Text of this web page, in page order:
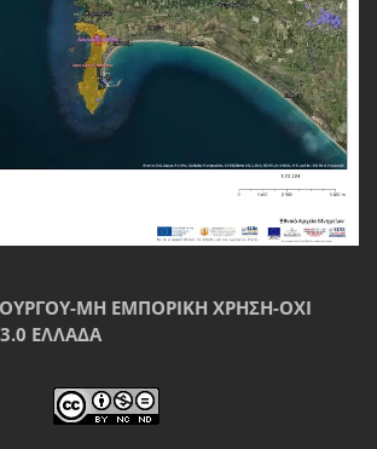
ΜΗ ΕΜΠΟΡΙΚΉ ΧΡΉΣΗ-ΌΧΙ
ΕΛΛΆΔΑ